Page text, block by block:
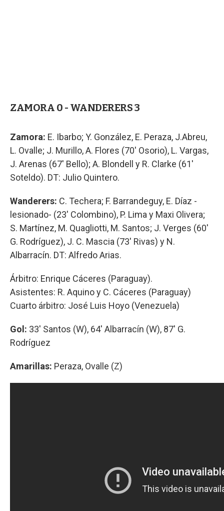
ZAMORA 0 - WANDERERS 3
Zamora: E. Ibarbo; Y. González, E. Peraza, J.Abreu,
L. Ovalle; J. Murillo, A. Flores (70' Osorio), L. Vargas,
J. Arenas (67' Bello); A. Blondell y R. Clarke (61'
Soteldo). DT: Julio Quintero.
Wanderers: C. Techera; F. Barrandeguy, E. Díaz -
lesionado- (23' Colombino), P. Lima y Maxi Olivera;
S. Martínez, M. Quagliotti, M. Santos; J. Verges (60'
G. Rodríguez), J. C. Mascia (73' Rivas) y N.
Albarracín. DT: Alfredo Arias.
Árbitro: Enrique Cáceres (Paraguay).
Asistentes: R. Aquino y C. Cáceres (Paraguay)
Cuarto árbitro: José Luis Hoyo (Venezuela)
Gol: 33' Santos (W), 64' Albarracín (W), 87' G.
Rodríguez
Amarillas: Peraza, Ovalle (Z)